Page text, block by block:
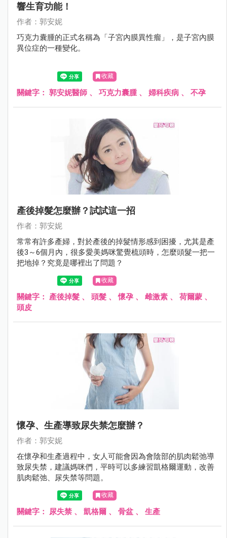
響生育功能！
作者：郭安妮
巧克力囊腫的正式名稱為「子宮內膜異性瘤」，是子宮內膜
異位症的一種變化。
收藏
關鍵字： 郭安妮醫師 、 巧克力囊腫、 婦科疾病 、 不孕
產後掉髮怎麼辦？試試這一招
作者：郭安妮
常常有許多產婦，對於產後的掉髮情形感到困擾，尤其是產
後3～6個月內，很多愛美媽咪驚覺梳頭時，怎麼頭髮一把一
把地掉？究竟是哪裡出了問題？
收藏
關鍵字： 產後掉髮 、 頭髮 、懷孕 、 雌激素 、 荷爾蒙 、
頭皮
懷孕、生產導致尿失禁怎麼辦？
作者：郭安妮
在懷孕和生產過程中，女人可能會因為會陰部的肌肉鬆弛導
致尿失禁，建議媽咪們，平時可以多練習凱格爾運動，改善
肌肉鬆弛、尿失禁等問題。
收藏
關鍵字： 尿失禁 、 凱格爾 、 骨盆 、 生產